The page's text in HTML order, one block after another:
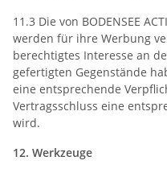
11.3 Die von BODENSEE
werden für ihre Werbung
berechtigtes Interesse an
gefertigten Gegenstände
eine entsprechende
Vertragsschluss eine
wird.
12. Werkzeuge